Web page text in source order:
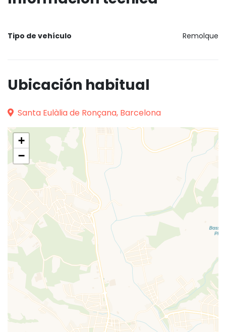
Tipo de vehículo Remolque
Ubicación habitual
Santa Eulàlia de Ronçana, Barcelona
+
−